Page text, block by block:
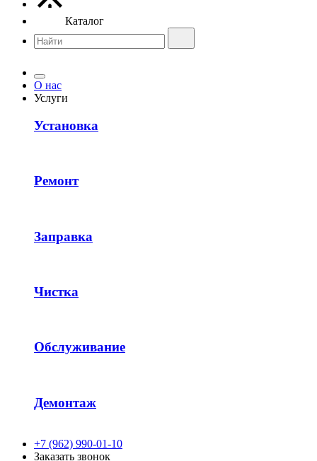
Каталог
О нас
Услуги
Установка
Ремонт
Заправка
Чистка
Обслуживание
Демонтаж
+7 (962) 990-01-10
Заказать звонок